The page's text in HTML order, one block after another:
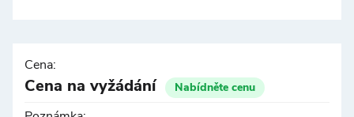
⦿ Možnost dělení jednotky 6.686 m2
⦿ Dodání do cca 6 - 8 měsíců formou výstavby na
Cena:
Cena na vyžádání Nabídněte cenu